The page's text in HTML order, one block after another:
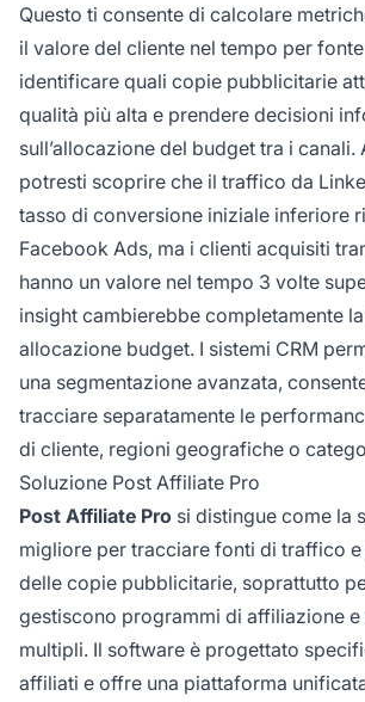
Questo ti consente di calcolare
il valore del cliente nel tempo per
identificare quali copie pubblicitarie
qualità più alta e prendere decisioni
sull’allocazione del budget tra i canali.
potresti scoprire che il traffico da
tasso di conversione iniziale inferiore
Facebook Ads, ma i clienti acquisiti
hanno un valore nel tempo 3 volte
insight cambierebbe completamente
allocazione budget. I sistemi CRM
una segmentazione avanzata,
tracciare separatamente le
di cliente, regioni geografiche o
Soluzione Post Affiliate Pro
Post Affiliate Pro si distingue come la
migliore per tracciare fonti di traffico
delle copie pubblicitarie, soprattutto
gestiscono programmi di affiliazione e
multipli. Il software è progettato
affiliati e offre una piattaforma